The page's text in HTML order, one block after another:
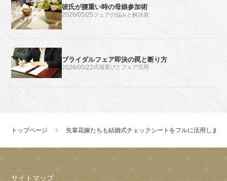
彼氏が腰重い時の母娘参加術
2026/05/25フェアの悩みと解決策
ブライダルフェア即決の罠と断り方
2026/05/22式場選びとフェア活用
トップページ 先輩花嫁たちも結婚式チェックシートをフルに活用しまし
サイトマップ